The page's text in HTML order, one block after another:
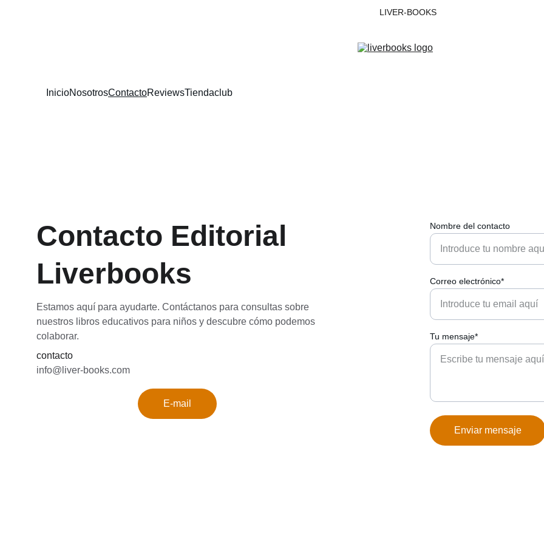
LIVER-BOOKS
InicioNosotrosContactoReviewsTiendaclub
Contacto Editorial
Liverbooks
Estamos aquí para ayudarte. Contáctanos para consultas sobre
nuestros libros educativos para niños y descubre cómo podemos
colaborar.
contacto
info@liver-books.com
Nombre del contacto
Correo electrónico*
Tu mensaje*
Enviar mensaje
E-mail